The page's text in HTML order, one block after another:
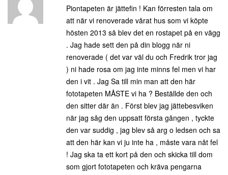
Piontapeten är jättefin ! Kan förresten tala om
att när vi renoverade vårat hus som vi köpte
hösten 2013 så blev det en rostapet på en vägg
. Jag hade sett den på din blogg när ni
renoverade ( det var väl du och Fredrik tror jag
) ni hade rosa om jag inte minns fel men vi har
den i vit . Jag Sa till min man att den här
fototapeten MÅSTE vi ha ? Beställde den och
den sitter där än . Först blev jag jättebesviken
när jag såg den uppsatt första gången , tyckte
den var suddig , jag blev så arg o ledsen och sa
att den här kan vi ju inte ha , måste vara nåt fel
! Jag ska ta ett kort på den och skicka till dom
som gjort fototapeten och kräva pengarna